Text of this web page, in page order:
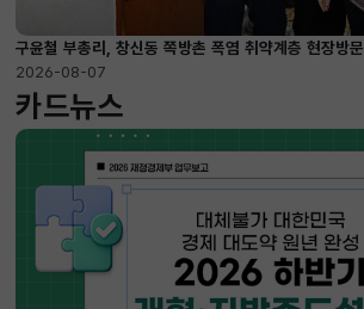
구윤철 부총리, 창신동 쪽방촌 폭염 취약계층 현장방문
2026-08-07
카드뉴스